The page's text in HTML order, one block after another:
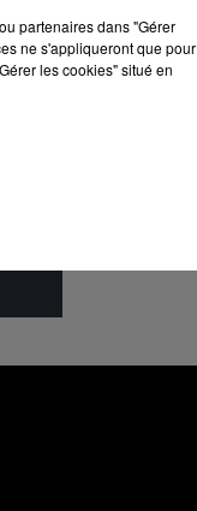
partenaires dans "Gérer
ne s'appliqueront que pour
les cookies" situé en